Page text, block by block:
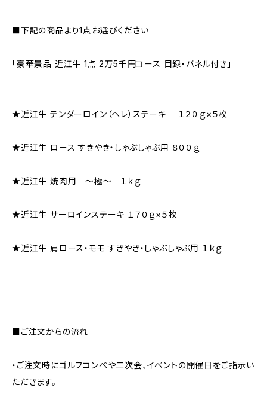
■下記の商品より1点お選びください
「豪華景品 近江牛 1点 2万5千円コース 目録・パネル付き」
★近江牛 テンダーロイン（ヘレ）ステーキ １２０ｇ×５枚
★近江牛 ロース すきやき・しゃぶしゃぶ用 ８００ｇ
★近江牛 焼肉用 ～極～ １ｋｇ
★近江牛 サーロインステーキ １７０ｇ×５枚
★近江牛 肩ロース・モモ すきやき・しゃぶしゃぶ用 １ｋｇ
■ご注文からの流れ
・ご注文時にゴルフコンペや二次会、イベントの開催日をご指示い
ただきます。